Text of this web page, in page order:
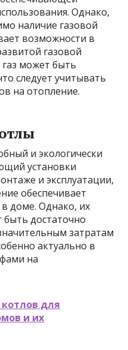
Однако,
наличие газовой
возможности в
газовой
может быть
следует учитывать
на отопление.
и экологически
установки
и эксплуатации,
обеспечивает
доме. Однако, их
достаточно
затратам
актуально в
на
для
и их